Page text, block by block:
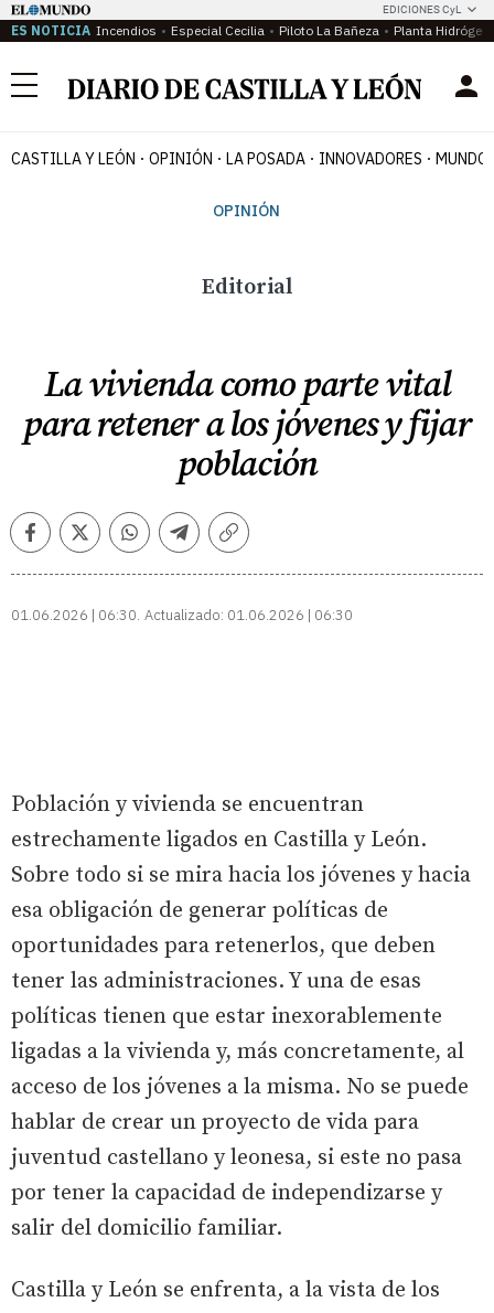
EDICIONES CyL
ES NOTICIA Incendios Especial Cecilia Piloto La Bañeza Planta
Menú
CASTILLA Y LEÓN OPINIÓN LA POSADA INNOVADORES MUNDO
OPINIÓN
Editorial
La vivienda como parte vital
para retener a los jóvenes y fijar
población
FacebookTwitterWhatsappTelegramCopiar
01.06.2026 | 06:30 Actualizado: 01.06.2026 | 06:30
Población y vivienda se encuentran
estrechamente ligados en Castilla y León.
Sobre todo si se mira hacia los jóvenes y hacia
esa obligación de generar políticas de
oportunidades para retenerlos, que deben
tener las administraciones. Y una de esas
políticas tienen que estar inexorablemente
ligadas a la vivienda y, más concretamente, al
acceso de los jóvenes a la misma. No se puede
hablar de crear un proyecto de vida para
juventud castellano y leonesa, si este no pasa
por tener la capacidad de independizarse y
salir del domicilio familiar.
Castilla y León se enfrenta, a la vista de los